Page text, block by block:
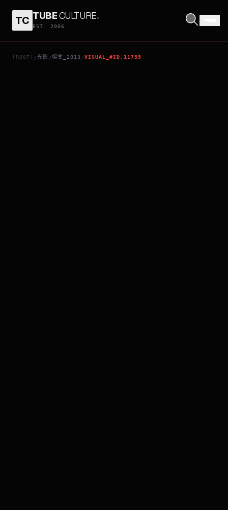
TC TUBECULTURE.
EST. 2006
[ROOT] /光影 /檔案_2013 /VISUAL_#ID.11755
一個葬禮四個失禮